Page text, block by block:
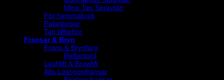
Mine Tan Spraytan
För hemmabruk
Paketpriser
Tan tillbehör
Fransar & Bryn
Frans & Brynfärg
Reflectocil
Lashlift & Browlift
Alla Lösögonfransar